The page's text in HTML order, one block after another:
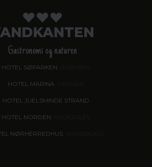
Gastronomi og naturen
HOTEL SØPARKEN
HOTEL MARINA
HOTEL JUELSMINDE STRAND
HOTEL NORDEN
NØRHERREDHUS, NORDBORG